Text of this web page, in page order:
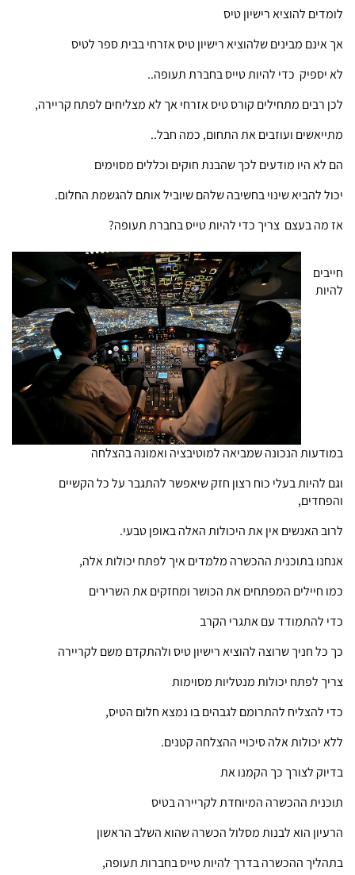
לומדים להוציא רישיון טיס
אך אינם מבינים שלהוציא רישיון טיס אזרחי בבית ספר לטיס
לא יספיק כדי להיות טייס בחברת תעופה..
לכן רבים מתחילים קורס טיס אזרחי אך לא מצליחים לפתח קריירה,
מתייאשים ועוזבים את התחום, כמה חבל..
הם לא היו מודעים לכך שהבנת חוקים וכללים מסוימים
יכול להביא שינוי בחשיבה שלהם שיוביל אותם להגשמת החלום.
אז מה בעצם צריך כדי להיות טייס בחברת תעופה?
חייבים
להיות
במודעות הנכונה שמביאה למוטיבציה ואמונה בהצלחה
וגם להיות בעלי כוח רצון חזק שיאפשר להתגבר על כל הקשיים
והפחדים,
לרוב האנשים אין את היכולות האלה באופן טבעי.
אנחנו בתוכנית ההכשרה מלמדים איך לפתח יכולות אלה,
כמו חיילים המפתחים את הכושר ומחזקים את השרירים
כדי להתמודד עם אתגרי הקרב
כך כל חניך שרוצה להוציא רישיון טיס ולהתקדם משם לקריירה
צריך לפתח יכולות מנטליות מסוימות
כדי להצליח להתרומם לגבהים בו נמצא חלום הטיס,
ללא יכולות אלה סיכויי ההצלחה קטנים.
בדיוק לצורך כך הקמנו את
תוכנית ההכשרה המיוחדת לקריירה בטיס
הרעיון הוא לבנות מסלול הכשרה שהוא השלב הראשון
בתהליך ההכשרה בדרך להיות טייס בחברות תעופה,